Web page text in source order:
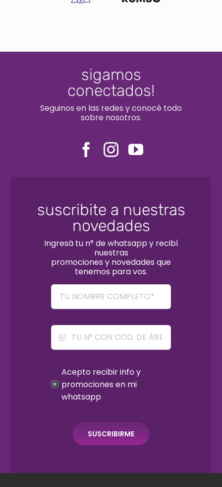
sigamos
conectados!
Seguinos en las redes y conocé todo
sobre nosotros.
suscribite a nuestras
novedades
Ingresá tu n° de whatsapp y recibí
nuestras
promociones y novedades que
tenemos para vos.
Acepto recibir info y
promociones en mi
whatsapp
SUSCRIBIRME